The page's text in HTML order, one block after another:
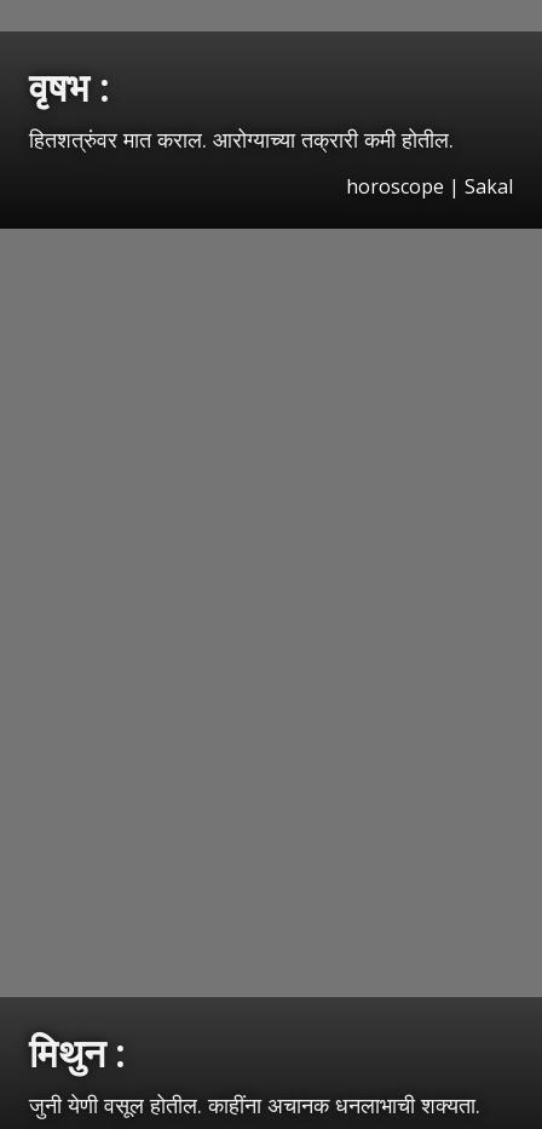
वृषभ :
हितशत्रुंवर मात कराल. आरोग्याच्या तक्रारी कमी होतील.
horoscope | Sakal
मिथुन :
जुनी येणी वसूल होतील. काहींना अचानक धनलाभाची शक्यता.